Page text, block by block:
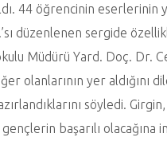
44 öğrencinin eserlerinin
düzenlenen sergide
Müdürü Yard. Doç. Dr.
olanlarının yer aldığını
söyledi.
başarılı olacağına